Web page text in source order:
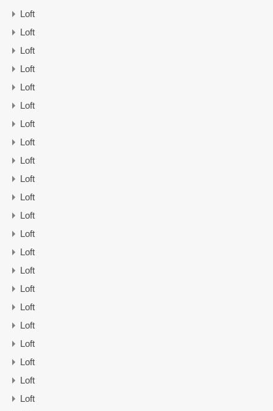
Loft
Loft
Loft
Loft
Loft
Loft
Loft
Loft
Loft
Loft
Loft
Loft
Loft
Loft
Loft
Loft
Loft
Loft
Loft
Loft
Loft
Loft